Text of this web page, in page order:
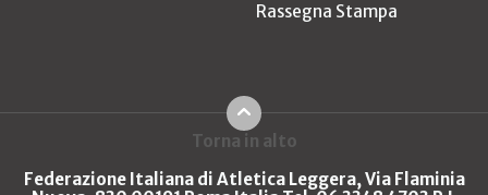
Rassegna Stampa
Torna in alto
Federazione Italiana di Atletica Leggera, Via Flaminia